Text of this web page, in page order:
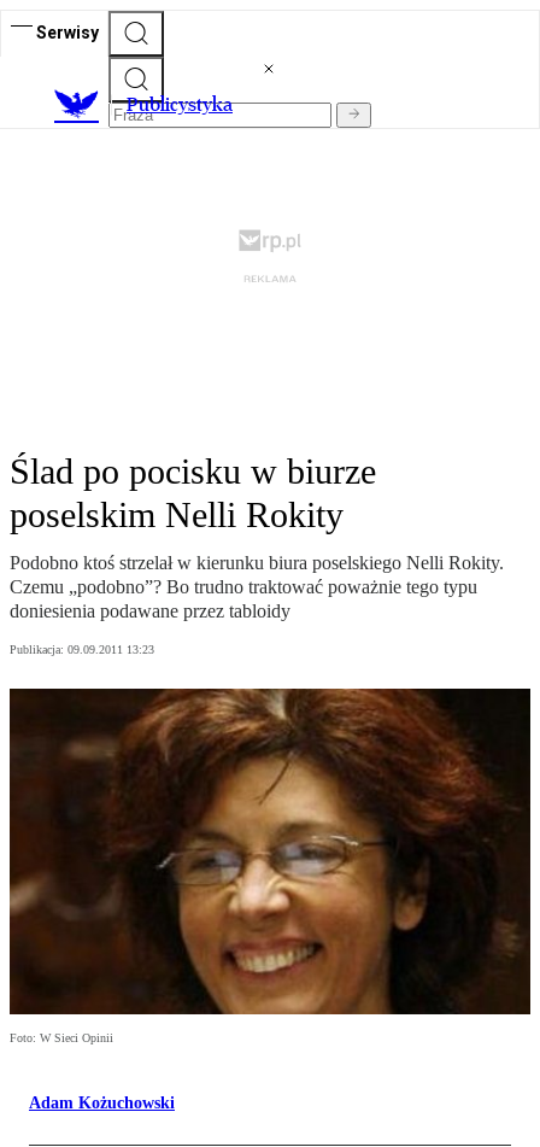
Serwisy
Publicystyka
Ślad po pocisku w biurze
poselskim Nelli Rokity
Podobno ktoś strzelał w kierunku biura poselskiego Nelli Rokity.
Czemu „podobno”? Bo trudno traktować poważnie tego typu
doniesienia podawane przez tabloidy
Publikacja: 09.09.2011 13:23
Foto: W Sieci Opinii
Adam Kożuchowski